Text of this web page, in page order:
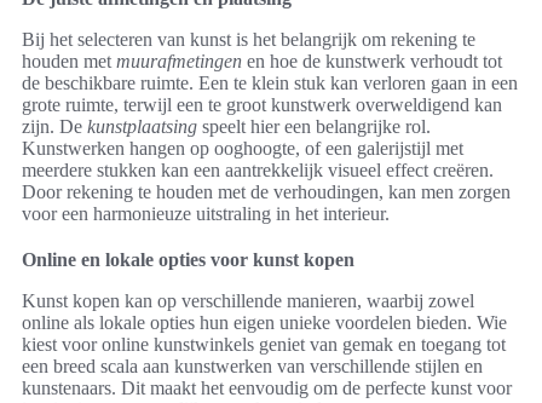
Bij het selecteren van kunst is het belangrijk om rekening te
houden met muurafmetingen en hoe de kunstwerk verhoudt tot
de beschikbare ruimte. Een te klein stuk kan verloren gaan in een
grote ruimte, terwijl een te groot kunstwerk overweldigend kan
zijn. De kunstplaatsing speelt hier een belangrijke rol.
Kunstwerken hangen op ooghoogte, of een galerijstijl met
meerdere stukken kan een aantrekkelijk visueel effect creëren.
Door rekening te houden met de verhoudingen, kan men zorgen
voor een harmonieuze uitstraling in het interieur.
Online en lokale opties voor kunst kopen
Kunst kopen kan op verschillende manieren, waarbij zowel
online als lokale opties hun eigen unieke voordelen bieden. Wie
kiest voor online kunstwinkels geniet van gemak en toegang tot
een breed scala aan kunstwerken van verschillende stijlen en
kunstenaars. Dit maakt het eenvoudig om de perfecte kunst voor